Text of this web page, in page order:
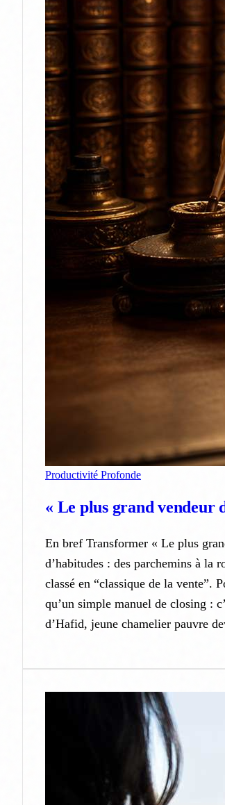
Productivité Profonde
« Le plus grand vendeur
En bref Transformer « Le plus
d’habitudes : des parchemins à la
classé en “classique de la vente”.
qu’un simple manuel de closing :
d’Hafid, jeune chamelier pauvre